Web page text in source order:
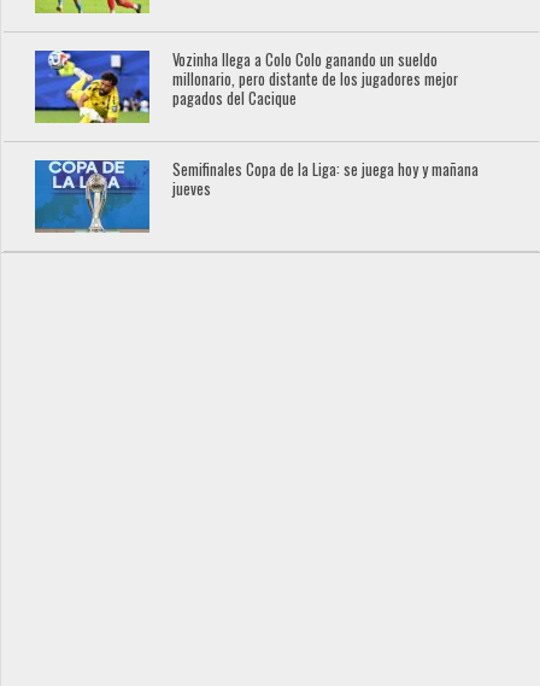
Vozinha llega a Colo Colo ganando un sueldo
millonario, pero distante de los jugadores mejor
pagados del Cacique
Semifinales Copa de la Liga: se juega hoy y mañana
jueves